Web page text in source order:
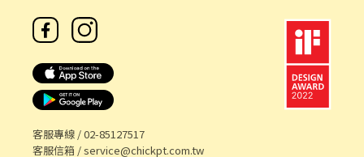
========== 分隔線 ========== 📍 地點：中正區（八德路一段55
號4樓 / 希望廣場） . 🔄 【RR退貨退款客服】 #長期 內容：1.審核退
貨退款爭議案件 2.透過文字/電話/Email解答疑問 3.買賣家聯繫與行
政表單維護 要求：1.文字/口語表達與邏輯思考能力佳 2.需具備服務
業經驗或客服背景其中一種 時間：09:00-18:00 💰 薪資：33K-38K/
月 . 🛡️ 【風險控管工讀生】 #長期工讀 內容：1.風險事件檢查與流程
礎應用能力（基本函數、vlookup、樞紐分析等） 2.有責任感、具
觀察力、細心、遇到問題敢發問 3.對於資訊有整合與歸納能力 4.能
客服專線 /02-85127517
客服信箱 /service@chickpt.com.tw